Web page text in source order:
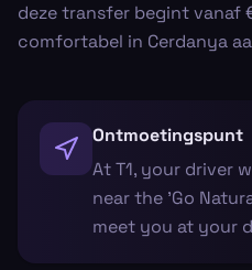
deze transfer begint vanaf
comfortabel in Cerdanya
Ontmoetingspunt
At T1, your driver
near the 'Go
meet you at your